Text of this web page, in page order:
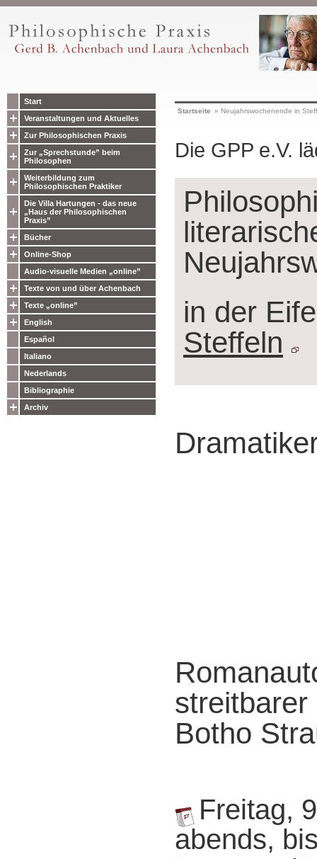
Start
Veranstaltungen und Aktuelles
Zur Philosophischen Praxis
Zur „Sprechstunde” beim
Philosophen
Weiterbildung zum
Philosophischen Praktiker
Die Villa Hartungen - das neue
„Haus der Philosophischen
Praxis”
Bücher
Online-Shop
Audio-visuelle Medien „online”
Texte von und über Achenbach
Texte „online”
English
Español
Italiano
Nederlands
Bibliographie
Archiv
Startseite » Neujahrswochenende in
Die GPP e.V.
in der
Steffeln
Botho
Freitag,
abends,